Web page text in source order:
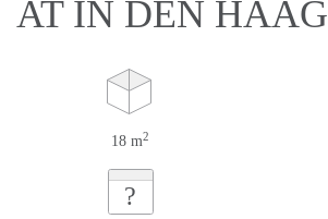
AT IN DEN HAAG
18 m2
?